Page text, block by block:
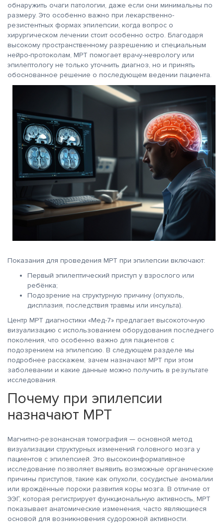
обнаружить очаги патологии, даже если они минимальны по
размеру. Это особенно важно при лекарственно-
резистентных формах эпилепсии, когда вопрос о
хирургическом лечении стоит особенно остро. Благодаря
высокому пространственному разрешению и специальным
нейро-протоколам, МРТ помогает врачу-неврологу или
эпилептологу не только уточнить диагноз, но и принять
обоснованное решение о последующем ведении пациента.
Показания для проведения МРТ при эпилепсии включают:
Первый эпилептический приступ у взрослого или
ребёнка;
Подозрение на структурную причину (опухоль,
дисплазия, последствия травмы или инсульта).
Центр МРТ диагностики «Мед-7» предлагает высокоточную
визуализацию с использованием оборудования последнего
поколения, что особенно важно для пациентов с
подозрением на эпилепсию. В следующем разделе мы
подробнее расскажем, зачем назначают МРТ при этом
заболевании и какие данные можно получить в результате
исследования.
Почему при эпилепсии
назначают МРТ
Магнитно-резонансная томография — основной метод
визуализации структурных изменений головного мозга у
пациентов с эпилепсией. Это высокоинформативное
исследование позволяет выявить возможные органические
причины приступов, такие как опухоли, сосудистые аномалии
или врождённые пороки развития коры мозга. В отличие от
ЭЭГ, которая регистрирует функциональную активность, МРТ
показывает анатомические изменения, часто являющиеся
основой для возникновения судорожной активности.